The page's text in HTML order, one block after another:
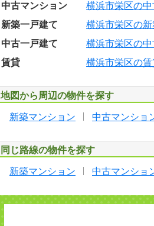
中古マンション
横浜市栄区の
新築一戸建て
横浜市栄区の
中古一戸建て
横浜市栄区の
賃貸
横浜市栄区の賃
地図から周辺の物件を探す
新築マンション 中古マンショ
同じ路線の物件を探す
新築マンション 中古マンショ